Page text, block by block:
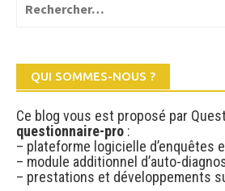
QUI SOMMES-NOUS ?
Ce blog vous est proposé par
questionnaire-pro :
– plateforme logicielle d’enquêtes
– module additionnel d’auto-
– prestations et développements